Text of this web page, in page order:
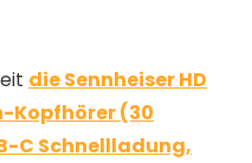
die Sennheiser HD
Kopfhörer (30
C Schnellladung,